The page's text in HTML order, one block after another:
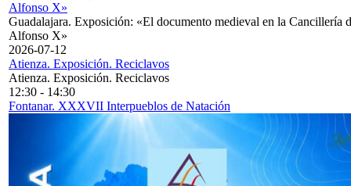
Alfonso X»
Guadalajara. Exposición: «El documento medieval en la Cancillería
Alfonso X»
2026-07-12
Atienza. Exposición. Reciclavos
Atienza. Exposición. Reciclavos
12:30 - 14:30
Fontanar. XXXVII Interpueblos de Natación